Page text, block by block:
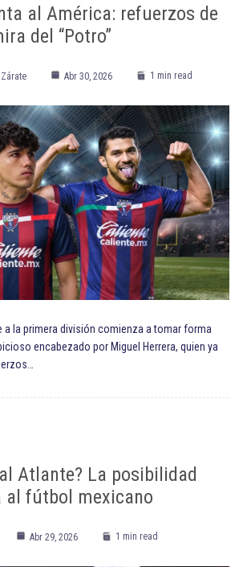
al América: refuerzos de
del “Potro”
Abr 30, 2026 1 min read
a la primera división comienza a tomar forma
encabezado por Miguel Herrera, quien ya
Atlante? La posibilidad
al fútbol mexicano
Abr 29, 2026 1 min read